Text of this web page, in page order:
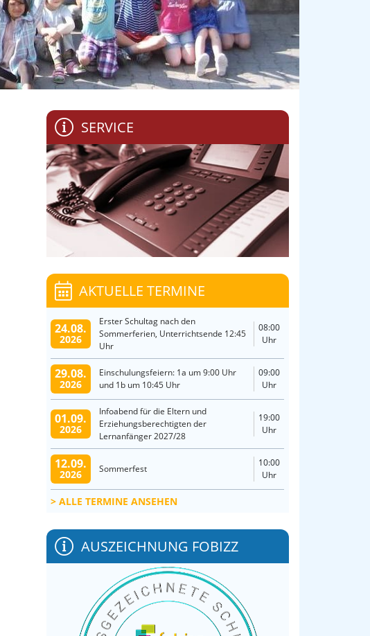
SERVICE
AKTUELLE TERMINE
24.08.
2026
Erster Schultag nach den
Sommerferien, Unterrichtsende 12:45
Uhr
08:00
Uhr
29.08.
2026
Einschulungsfeiern: 1a um 9:00 Uhr
und 1b um 10:45 Uhr
09:00
Uhr
01.09.
2026
Infoabend für die Eltern und
Erziehungsberechtigten der
Lernanfänger 2027/28
19:00
Uhr
12.09.
2026 Sommerfest
10:00
Uhr
ALLE TERMINE ANSEHEN
AUSZEICHNUNG FOBIZZ